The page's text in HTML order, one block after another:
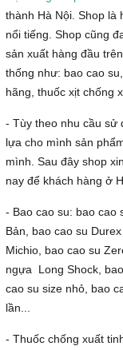
thành Hà Nội. Shop là
nổi tiếng. Shop cũng
sản xuất hàng đầu
thống như: bao cao
hãng, thuốc xịt chống
- Tùy theo nhu cầu sử
lựa cho mình sản
mình. Sau đây shop
nay để khách hàng ở
- Bao cao su: bao cao
Bản, bao cao su
Michio, bao cao su
ngựa Long Shock,
cao su size nhỏ, bao
lần...
- Thuốc chống xuất